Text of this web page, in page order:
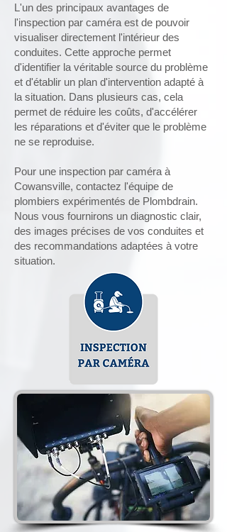
L'un des principaux avantages de
l'inspection par caméra est de pouvoir
visualiser directement l'intérieur des
conduites. Cette approche permet
d'identifier la véritable source du problème
et d'établir un plan d'intervention adapté à
la situation. Dans plusieurs cas, cela
permet de réduire les coûts, d'accélérer
les réparations et d'éviter que le problème
ne se reproduise.
Pour une inspection par caméra à
Cowansville, contactez l'équipe de
plombiers expérimentés de Plombdrain.
Nous vous fournirons un diagnostic clair,
des images précises de vos conduites et
des recommandations adaptées à votre
situation.